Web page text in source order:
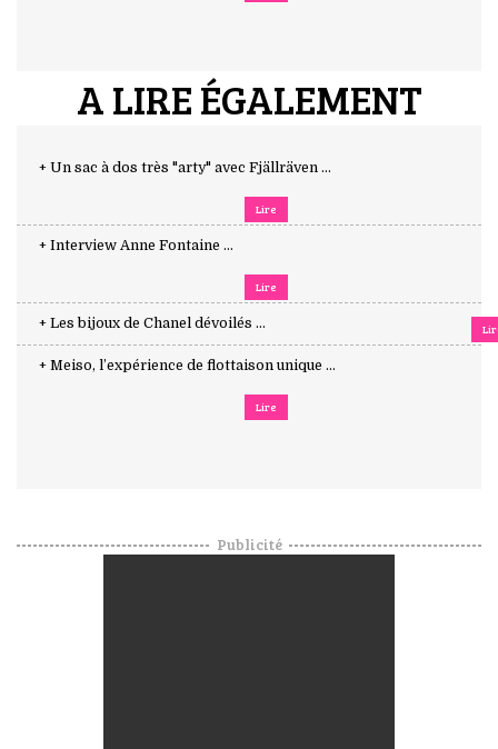
A LIRE ÉGALEMENT
+ Un sac à dos très "arty" avec Fjällräven ...
Lire
+ Interview Anne Fontaine ...
Lire
+ Les bijoux de Chanel dévoilés ...
+ Meiso, l’expérience de flottaison unique ...
Lire
Publicité